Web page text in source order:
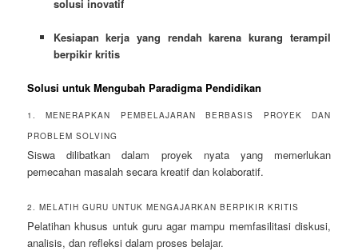
solusi inovatif
Kesiapan kerja yang rendah karena kurang terampil
berpikir kritis
Solusi untuk Mengubah Paradigma Pendidikan
1. MENERAPKAN PEMBELAJARAN BERBASIS PROYEK DAN
PROBLEM SOLVING
Siswa dilibatkan dalam proyek nyata yang memerlukan
pemecahan masalah secara kreatif dan kolaboratif.
2. MELATIH GURU UNTUK MENGAJARKAN BERPIKIR KRITIS
Pelatihan khusus untuk guru agar mampu memfasilitasi diskusi,
analisis, dan refleksi dalam proses belajar.